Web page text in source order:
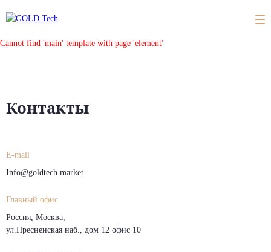
Cannot find 'main' template with page 'element'
Контакты
E-mail
Info@goldtech.market
Главный офис
Россия, Москва,
ул.Пресненская наб., дом 12 офис 10